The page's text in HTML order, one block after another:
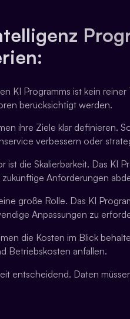
KI Programms ist kein
berücksichtigt werden.
ihre Ziele klar definieren.
verbessern oder
ist die Skalierbarkeit. Das KI
Anforderungen
große Rolle. Das KI
Anpassungen zu
die Kosten im Blick
Betriebskosten anfallen.
entscheidend. Daten